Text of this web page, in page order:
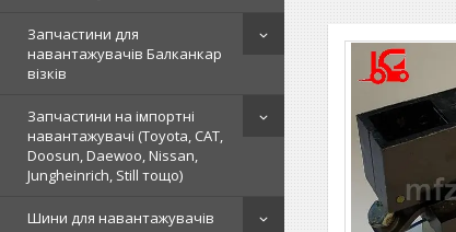
Запчастини для
навантажувачів Балканкар
візків
Запчастини на імпортні
навантажувачі (Toyota, CAT,
Doosun, Daewoo, Nissan,
Jungheinrich, Still тощо)
Шини для навантажувачів